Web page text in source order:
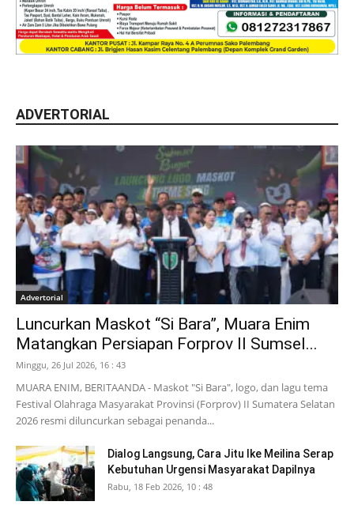
ADVERTORIAL
Advertorial
Luncurkan Maskot “Si Bara”, Muara Enim
Matangkan Persiapan Forprov II Sumsel...
Minggu, 26 Jul 2026, 16 : 43
MUARA ENIM, BERITAANDA - Maskot "Si Bara", logo, dan lagu tema
Festival Olahraga Masyarakat Provinsi (Forprov) II Sumatera Selatan
2026 resmi diluncurkan sebagai penanda...
Dialog Langsung, Cara Jitu Ike Meilina Serap
Kebutuhan Urgensi Masyarakat Dapilnya
Rabu, 18 Feb 2026, 10 : 48